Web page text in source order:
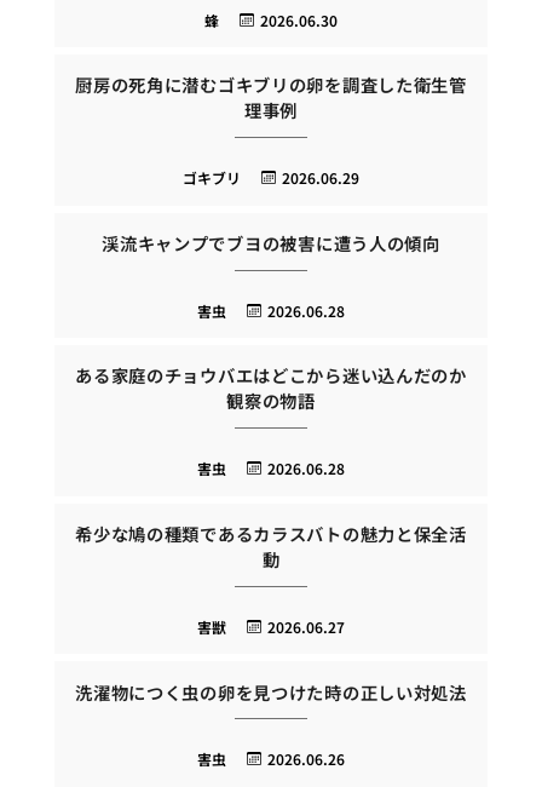
2026.06.30
蜂
厨房の死角に潜むゴキブリの卵を調査した衛生管
理事例
2026.06.29
ゴキブリ
渓流キャンプでブヨの被害に遭う人の傾向
2026.06.28
害虫
ある家庭のチョウバエはどこから迷い込んだのか
観察の物語
2026.06.28
害虫
希少な鳩の種類であるカラスバトの魅力と保全活
動
2026.06.27
害獣
洗濯物につく虫の卵を見つけた時の正しい対処法
2026.06.26
害虫